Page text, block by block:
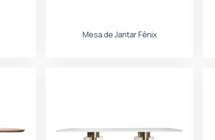
Mesa de Jantar Fênix